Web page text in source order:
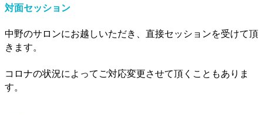
対面セッション
中野のサロンにお越しいただき、直接セッションを受けて頂
きます。
コロナの状況によってご対応変更させて頂くこともありま
す。